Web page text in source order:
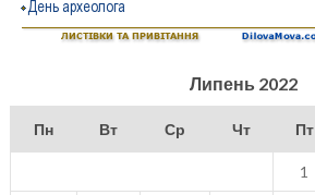
Липень 2022
Пн Вт Ср Чт Пт
1